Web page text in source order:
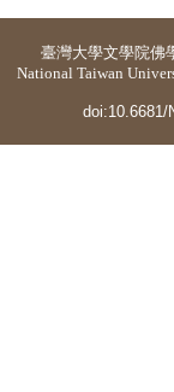
臺灣大學文學院佛
National Taiwan
doi:10.6681/